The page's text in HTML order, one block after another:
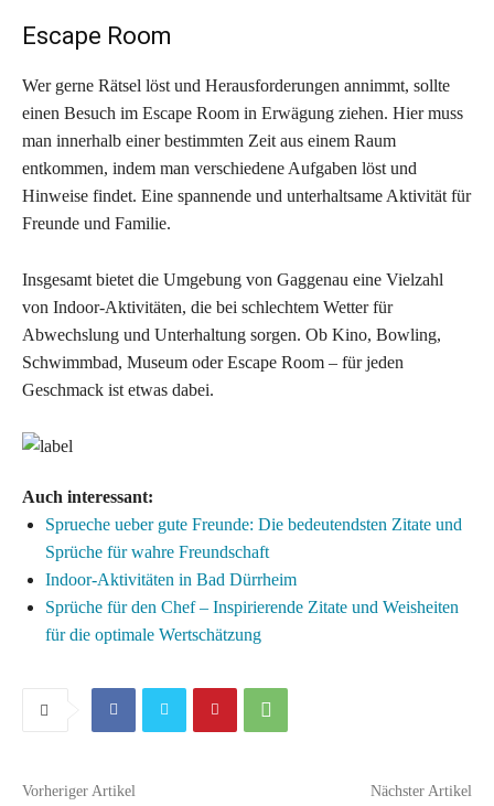
Escape Room
Wer gerne Rätsel löst und Herausforderungen annimmt, sollte
einen Besuch im Escape Room in Erwägung ziehen. Hier muss
man innerhalb einer bestimmten Zeit aus einem Raum
entkommen, indem man verschiedene Aufgaben löst und
Hinweise findet. Eine spannende und unterhaltsame Aktivität für
Freunde und Familie.
Insgesamt bietet die Umgebung von Gaggenau eine Vielzahl
von Indoor-Aktivitäten, die bei schlechtem Wetter für
Abwechslung und Unterhaltung sorgen. Ob Kino, Bowling,
Schwimmbad, Museum oder Escape Room – für jeden
Geschmack ist etwas dabei.
Auch interessant:
Sprueche ueber gute Freunde: Die bedeutendsten Zitate und
Sprüche für wahre Freundschaft
Indoor-Aktivitäten in Bad Dürrheim
Sprüche für den Chef – Inspirierende Zitate und Weisheiten
für die optimale Wertschätzung
Vorheriger Artikel
Nächster Artikel